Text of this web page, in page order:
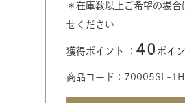
＊在庫数以上ご希望の場合
せください
獲得ポイント ： 40 ポイ
商品コード：70005SL-